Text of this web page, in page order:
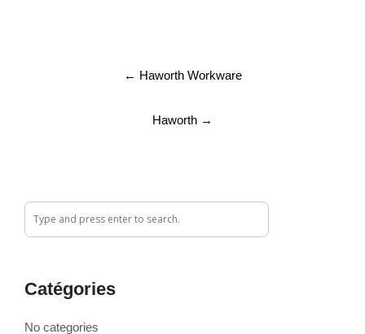
← Haworth Workware
Haworth →
Catégories
No categories